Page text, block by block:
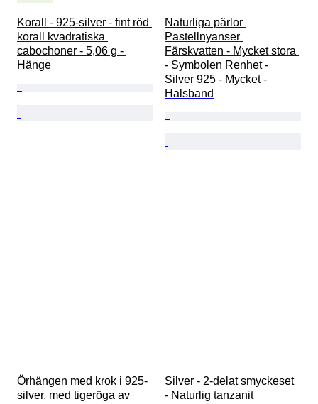
Korall - 925-silver - fint röd
korall kvadratiska
cabochoner - 5,06 g -
Hänge
Naturliga pärlor
Pastellnyanser
Färskvatten - Mycket stora
- Symbolen Renhet -
Silver 925 - Mycket -
Halsband
Örhängen med krok i 925-
silver, med tigeröga av
Silver - 2-delat smyckeset
- Naturlig tanzanit